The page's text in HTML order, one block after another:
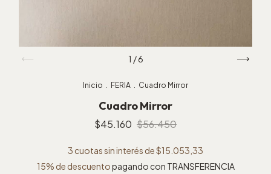
1 /6
Inicio . FERIA . Cuadro Mirror
Cuadro Mirror
$45.160 $56.450
3 cuotas sin interés de$15.053,33
15% de descuentopagando con TRANSFERENCIA